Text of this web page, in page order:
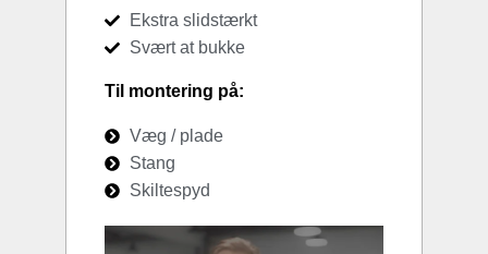
Ekstra slidstærkt
Svært at bukke
Til montering på:
Væg / plade
Stang
Skiltespyd